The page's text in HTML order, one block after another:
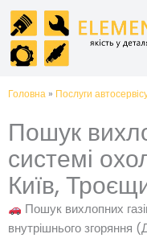
Перейти
до
вмісту
Головна » Послуги
Пошук
системі
Київ,
Пошук вихлопних
внутрішнього згоряння